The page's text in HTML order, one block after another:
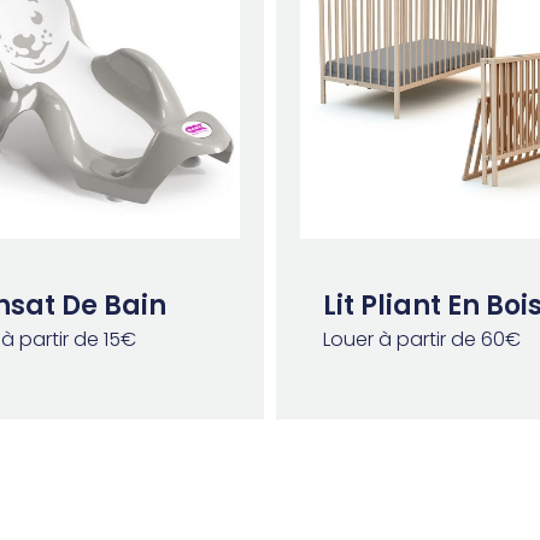
De Bain
partir de 15€
Lit Pliant En
Louer à partir de 60€